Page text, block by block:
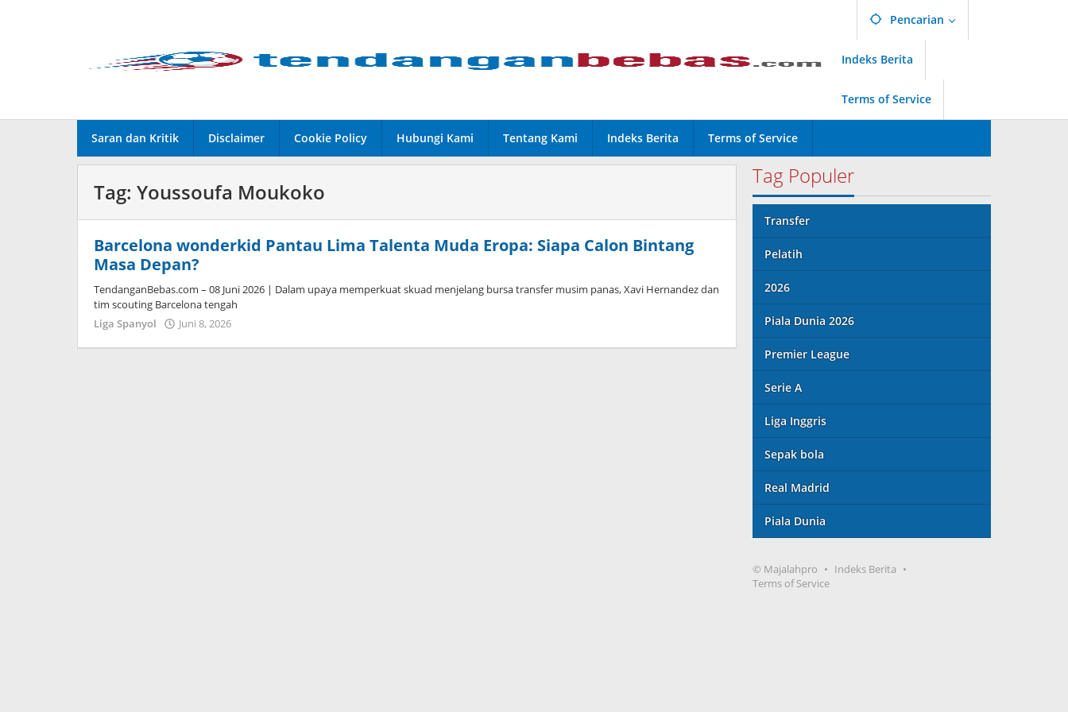
Pencarian
Indeks Berita
Terms of Service
Saran dan Kritik Disclaimer Cookie Policy Hubungi Kami Tentang Kami Indeks Berita Terms of Service
Tag: Youssoufa Moukoko
Barcelona wonderkid Pantau Lima Talenta Muda Eropa: Siapa Calon Bintang
Masa Depan?
TendanganBebas.com – 08 Juni 2026 | Dalam upaya memperkuat skuad menjelang bursa transfer musim panas, Xavi Hernandez dan
tim scouting Barcelona tengah
Liga Spanyol
Juni 8, 2026
Tag Populer
Transfer
Pelatih
2026
Piala Dunia 2026
Premier League
Serie A
Liga Inggris
Sepak bola
Real Madrid
Piala Dunia
© Majalahpro
Indeks Berita
Terms of Service